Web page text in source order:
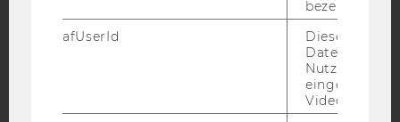
BARRIEREFREIHEITSERKLÄRUNG WEBSEITE
DATENSCHUTZERKLÄRUNG SOCIAL MEDIA
bezeichnete
afUserId
Dieses
Daten von
Videos